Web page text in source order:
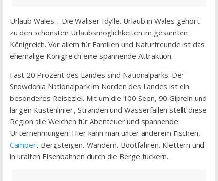
Urlaub Wales – Die Waliser Idylle. Urlaub in Wales gehört
zu den schönsten Urlaubsmöglichkeiten im gesamten
Königreich. Vor allem für Familien und Naturfreunde ist das
ehemalige Königreich eine spannende Attraktion.
Fast 20 Prozent des Landes sind Nationalparks. Der
Snowdonia Nationalpark im Norden des Landes ist ein
besonderes Reiseziel. Mit um die 100 Seen, 90 Gipfeln und
langen Küstenlinien, Stränden und Wasserfällen stellt diese
Region alle Weichen für Abenteuer und spannende
Unternehmungen. Hier kann man unter anderem Fischen,
Campen, Bergsteigen, Wandern, Bootfahren, Klettern und
in uralten Eisenbahnen durch die Berge tuckern.